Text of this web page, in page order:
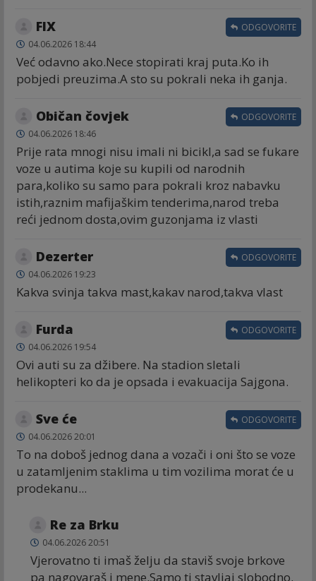
FIX
04.06.2026 18:44
Već odavno ako.Nece stopirati kraj puta.Ko ih
pobjedi preuzima.A sto su pokrali neka ih ganja.
ODGOVORITE
Običan čovjek
04.06.2026 18:46
Prije rata mnogi nisu imali ni bicikl,a sad se fukare
voze u autima koje su kupili od narodnih
para,koliko su samo para pokrali kroz nabavku
istih,raznim mafijaškim tenderima,narod treba
reći jednom dosta,ovim guzonjama iz vlasti
ODGOVORITE
Dezerter
04.06.2026 19:23
Kakva svinja takva mast,kakav narod,takva vlast
ODGOVORITE
Furda
04.06.2026 19:54
Ovi auti su za džibere. Na stadion sletali
helikopteri ko da je opsada i evakuacija Sajgona.
ODGOVORITE
Sve će
04.06.2026 20:01
To na doboš jednog dana a vozači i oni što se voze
u zatamljenim staklima u tim vozilima morat će u
prodekanu...
ODGOVORITE
Re za Brku
04.06.2026 20:51
Vjerovatno ti imaš želju da staviš svoje brkove
pa nagovaraš i mene.Samo ti stavljaj slobodno.